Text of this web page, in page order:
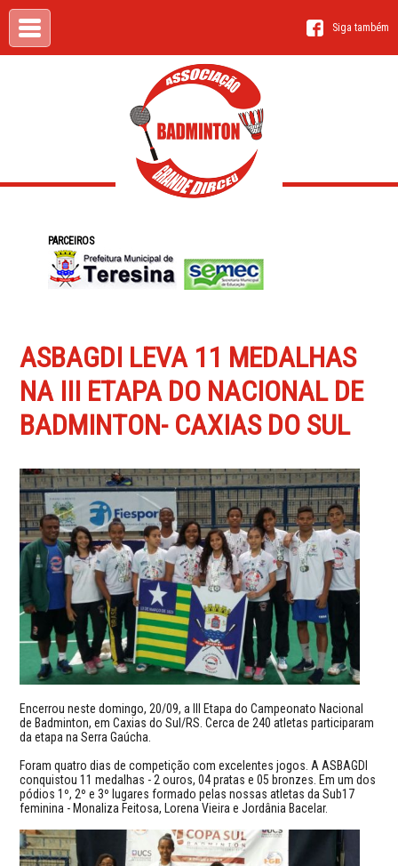
Siga também
PARCEIROS
ASBAGDI LEVA 11 MEDALHAS
NA III ETAPA DO NACIONAL DE
BADMINTON- CAXIAS DO SUL
Encerrou neste domingo, 20/09, a III Etapa do Campeonato Nacional
de Badminton, em Caxias do Sul/RS. Cerca de 240 atletas participaram
da etapa na Serra Gaúcha.
Foram quatro dias de competição com excelentes jogos. A ASBAGDI
conquistou 11 medalhas - 2 ouros, 04 pratas e 05 bronzes. Em um dos
pódios 1º, 2º e 3º lugares formado pelas nossas atletas da Sub17
feminina - Monaliza Feitosa, Lorena Vieira e Jordânia Bacelar.